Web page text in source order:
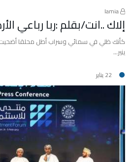
إلاك ..انت/بقلم :ربا رباعي
كأنك ظلي في سمائي وسراب أطل محلقا
ينير…
22 يناير